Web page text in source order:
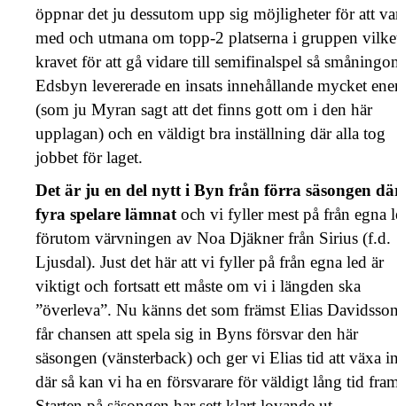
öppnar det ju dessutom upp sig möjligheter för att
med och utmana om topp-2 platserna i gruppen
kravet för att gå vidare till semifinalspel så
Edsbyn levererade en insats innehållande mycket
(som ju Myran sagt att det finns gott om i den här
upplagan) och en väldigt bra inställning där alla tog
jobbet för laget.
Det är ju en del nytt i Byn från förra säsongen
fyra spelare lämnat och vi fyller mest på från egna
förutom värvningen av Noa Djäkner från Sirius (f.d.
Ljusdal). Just det här att vi fyller på från egna led är
viktigt och fortsatt ett måste om vi i längden ska
”överleva”. Nu känns det som främst Elias
får chansen att spela sig in Byns försvar den här
säsongen (vänsterback) och ger vi Elias tid att växa
där så kan vi ha en försvarare för väldigt lång tid